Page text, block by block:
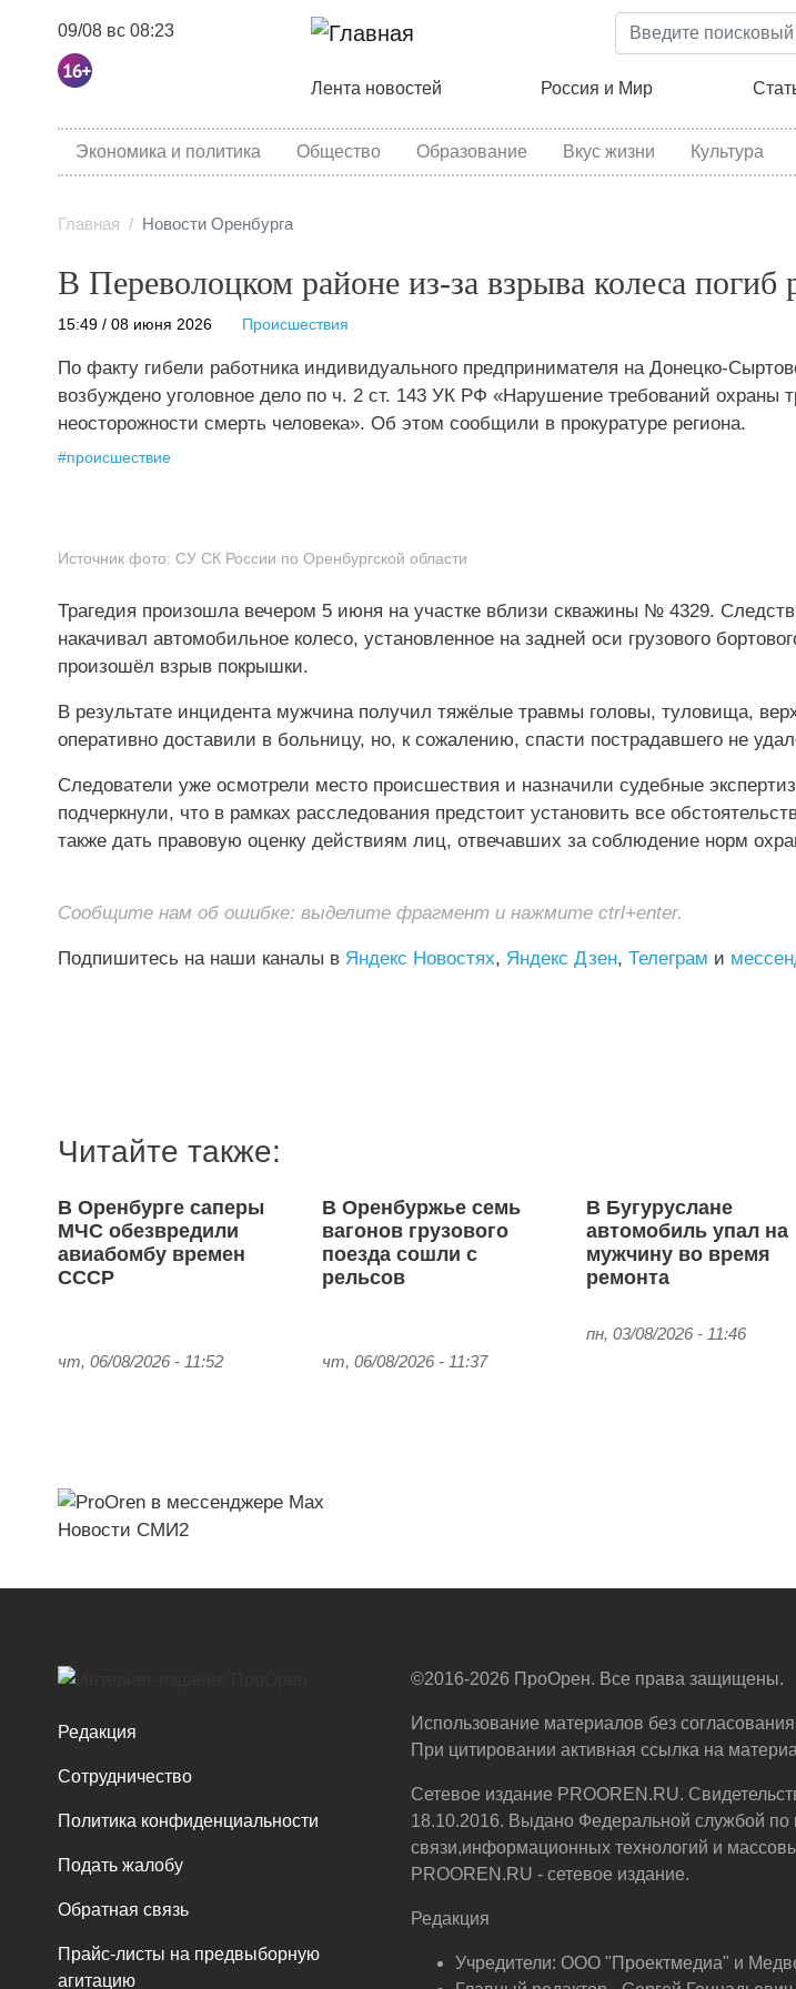
к
09/08 вс 08:23
Основная навигация
Лента новостей Россия и Мир
category menu
Экономика и политика Общество Образование Вкус жизни Культура
Главная Новости Оренбурга
В Переволоцком районе из-за взрыва колеса погиб
15:49 / 08 июня 2026 Происшествия
По факту гибели работника индивидуального предпринимателя на
возбуждено уголовное дело по ч. 2 ст. 143 УК РФ «Нарушение требований охраны
неосторожности смерть человека». Об этом сообщили в прокуратуре региона.
#происшествие
Источник фото: СУ СК России по Оренбургской области
Трагедия произошла вечером 5 июня на участке вблизи скважины № 4329.
накачивал автомобильное колесо, установленное на задней оси грузового
произошёл взрыв покрышки.
В результате инцидента мужчина получил тяжёлые травмы головы, туловища,
оперативно доставили в больницу, но, к сожалению, спасти пострадавшего не
Следователи уже осмотрели место происшествия и назначили судебные
подчеркнули, что в рамках расследования предстоит установить все
также дать правовую оценку действиям лиц, отвечавших за соблюдение норм
Сообщите нам об ошибке: выделите фрагмент и нажмите ctrl+enter.
Подпишитесь на наши каналы в Яндекс Новостях, Яндекс Дзен, Телеграм и
Читайте также:
В Оренбурге саперы
МЧС обезвредили
авиабомбу времен
СССР
чт, 06/08/2026 - 11:52
В Оренбуржье семь
вагонов грузового
поезда сошли с
рельсов
чт, 06/08/2026 - 11:37
В Бугуруслане
автомобиль упал на
мужчину во время
ремонта
пн, 03/08/2026 - 11:46
Новости СМИ2
Редакция
Сотрудничество
Политика конфиденциальности
Подать жалобу
Обратная связь
Прайс-листы на предвыборную
агитацию
©2016-2026 ПроОрен. Все права защищены.
Использование материалов без
При цитировании активная ссылка на
Сетевое издание PROOREN.RU.
18.10.2016. Выдано Федеральной службой по
связи,информационных технологий и
PROOREN.RU - сетевое издание.
Редакция
Учредители: ООО "Проектмедиа" и